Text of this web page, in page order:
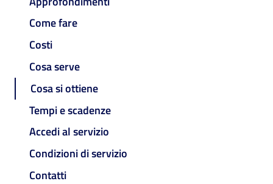
Come fare
Costi
Cosa serve
Cosa si ottiene
Tempi e scadenze
Accedi al servizio
Condizioni di servizio
Contatti